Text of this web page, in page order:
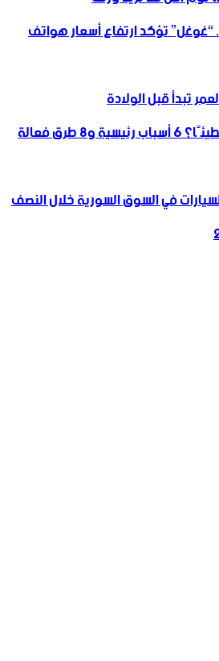
“غوغل” تؤكد ارتفاع أسعار هواتف
تبدأ قبل الولادة
لماذا أصبح هاتفك بطيئًا؟ 6 أسباب رئيسية و8 طرق فعالة
في السوق السورية خلال النصف